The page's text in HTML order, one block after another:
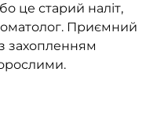
це старий наліт,
Приємний
захопленням